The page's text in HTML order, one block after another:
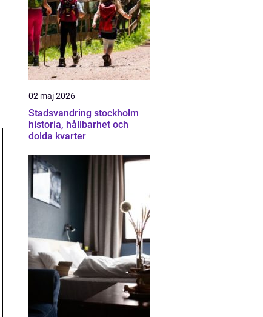
02 maj 2026
Stadsvandring stockholm
historia, hållbarhet och
dolda kvarter